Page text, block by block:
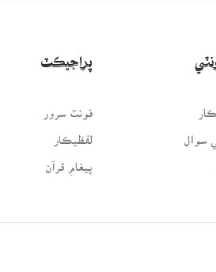
سوال
پراجيڪٽ
فونٽ سرور
لفظيڪار
پيغامِ قرآن